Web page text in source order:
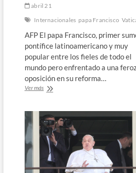
abril 21
Internacionales papa Francisco
AFP El papa Francisco, primer
pontífice latinoamericano y muy
popular entre los fieles de todo el
mundo pero enfrentado a una
oposición en su reforma…
Ver másEl
muere
a
los
88
años